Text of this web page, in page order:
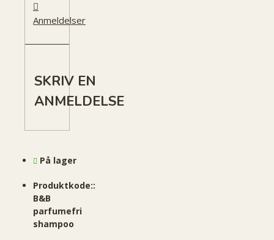
Anmeldelser
SKRIV EN
ANMELDELSE
På lager
Produktkode::
B&B
parfumefri
shampoo